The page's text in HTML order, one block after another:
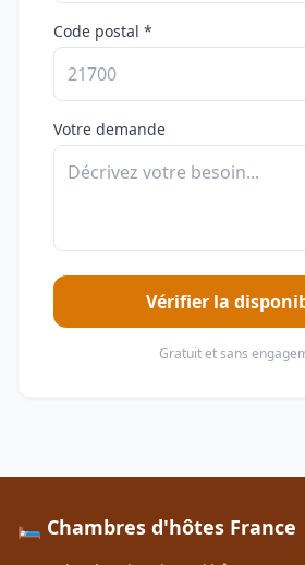
Code postal *
Votre demande
Vérifier la
Gratuit et sans
🛏️ Chambres d'hôtes France